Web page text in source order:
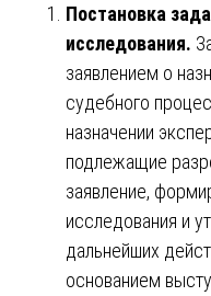
Постановка
исследования.
заявлением о
судебного
назначении
подлежащие
заявление,
исследования и
дальнейших
основанием